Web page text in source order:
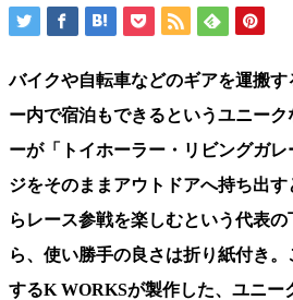
バイクや自転車などのギアを運搬
ー内で宿泊もできるというユニー
ーが「トイホーラー・リビングガ
ジをそのままアウトドアへ持ち出
らレース参戦を楽しむという代表
ら、使い勝手の良さは折り紙付き
するK WORKSが製作した、ユニー